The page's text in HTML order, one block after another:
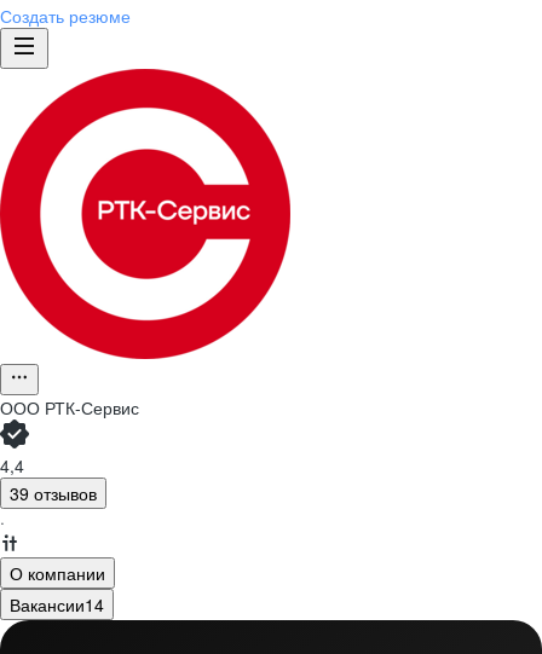
Создать резюме
ООО РТК-Сервис
4,4
39 отзывов
·
О компании
Вакансии14